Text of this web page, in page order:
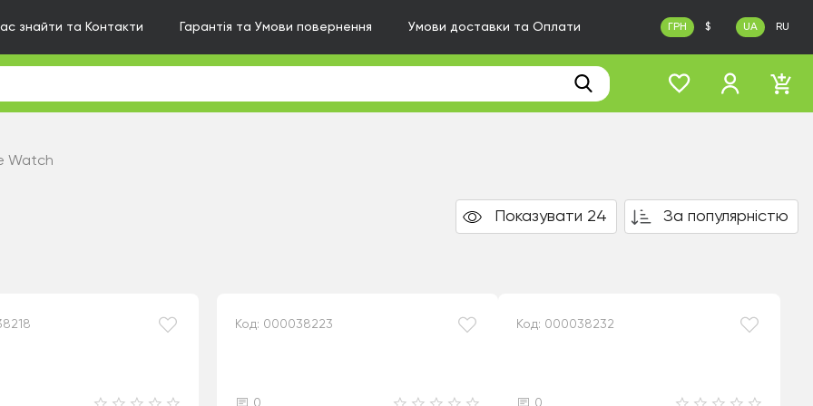
знайти та Контакти Гарантія та Умови повернення Умови доставки та Оплати ГРН $ UA RU
Watch
Показувати 24 За популярністю
Код: 000038223
0
Код: 000038232
0